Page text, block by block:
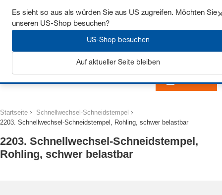
Sichern Sie sich bis zu 7% Rabatt - hier klicken um
mehr zu erfahren
Startseite
Schnellwechsel-Schneidstempel
2203. Schnellwechsel-Schneidstempel, Rohling, schwer belastbar
2203. Schnellwechsel-Schneidstempel,
Rohling, schwer belastbar
Es sieht so aus als würden Sie aus US zugreifen. Möchten Sie
unseren US-Shop besuchen?
US-Shop besuchen
Auf aktueller Seite bleiben